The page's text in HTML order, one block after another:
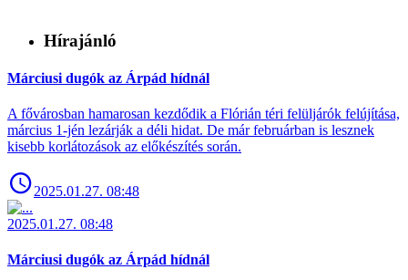
Hírajánló
Márciusi dugók az Árpád hídnál
A fővárosban hamarosan kezdődik a Flórián téri felüljárók felújítása,
március 1-jén lezárják a déli hidat. De már februárban is lesznek
kisebb korlátozások az előkészítés során.
2025.01.27. 08:48
2025.01.27. 08:48
Márciusi dugók az Árpád hídnál